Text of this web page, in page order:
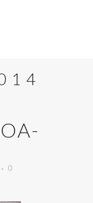
0